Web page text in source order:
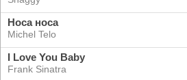
Носа носа
Michel Telo
I Love You Baby
Frank Sinatra